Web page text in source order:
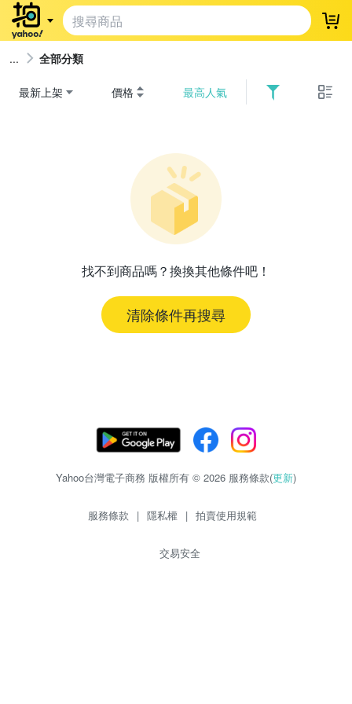
登
全部分類
最新上架 價格 最高人氣
找不到商品嗎？換換其他條件吧！
清除條件再搜尋
Yahoo台灣電子商務 版權所有 © 2026 服務條款(更新)
服務條款 | 隱私權 | 拍賣使用規範
交易安全